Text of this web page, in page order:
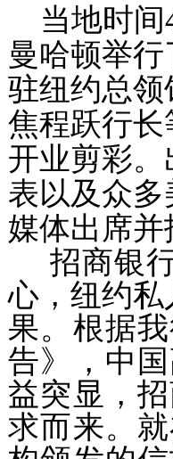
当地时间
曼哈顿举
驻纽约总
焦程跃行
开业剪彩。
表以及众
媒体出席
招商银
心，纽约私
果。根据
告》，中
益突显，
求而来。